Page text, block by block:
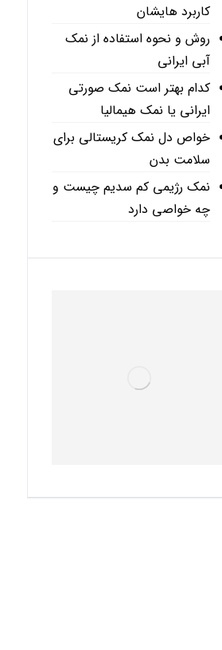
کاربرد هایشان
روش و نحوه استفاده از نمک
آبی ایرانی
کدام بهتر است نمک صورتی
ایرانی یا نمک هیمالیا
خواص دل نمک کریستالی برای
سلامت بدن
نمک رژیمی کم سدیم چیست و
چه خواصی دارد